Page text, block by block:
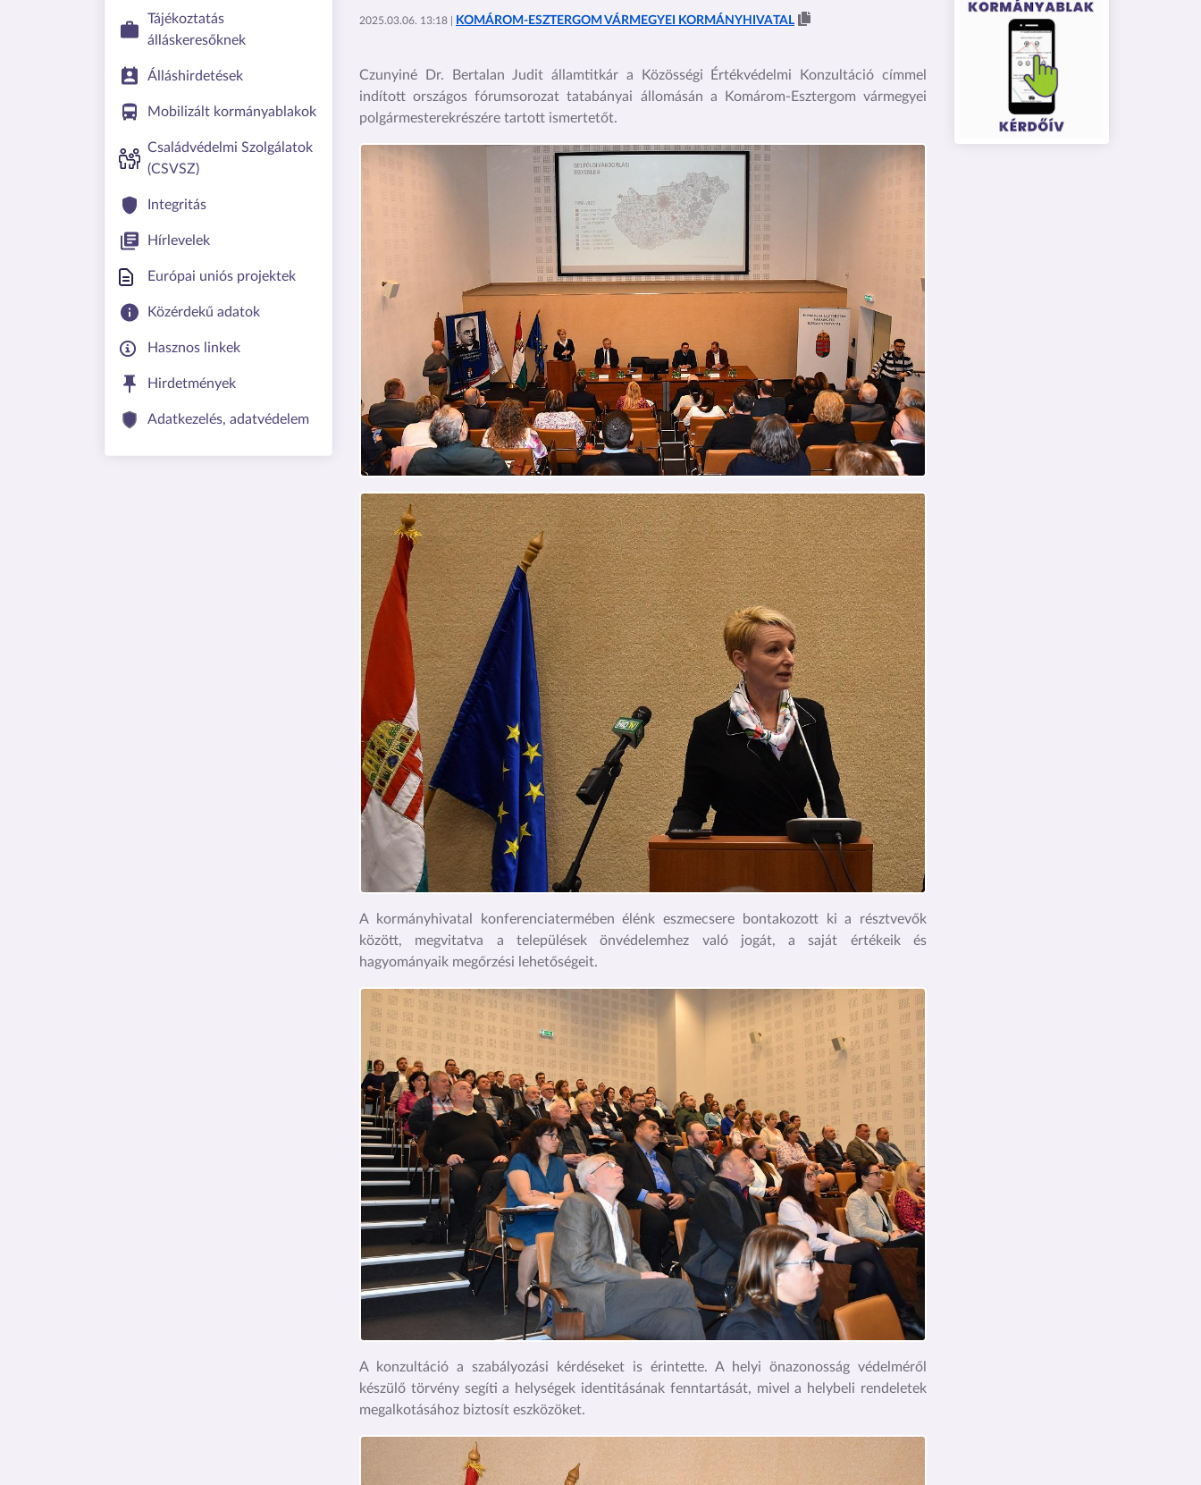
Tájékoztatás
álláskeresőknek
Álláshirdetések
Mobilizált kormányablakok
Családvédelmi Szolgálatok
(CSVSZ)
Integritás
Hírlevelek
Európai uniós projektek
Közérdekű adatok
Hasznos linkek
Hirdetmények
Adatkezelés, adatvédelem
2025.03.06. 13:18 | KOMÁROM-ESZTERGOM VÁRMEGYEI KORMÁNYHIVATAL
Czunyiné Dr. Bertalan Judit államtitkár a Közösségi Értékvédelmi Konzultáció címmel
indított országos fórumsorozat tatabányai állomásán a Komárom-Esztergom vármegyei
polgármesterekrészére tartott ismertetőt.
Kép
A kormányhivatal konferenciatermében élénk eszmecsere bontakozott ki a résztvevők
között, megvitatva a települések önvédelemhez való jogát, a saját értékeik és
hagyományaik megőrzési lehetőségeit.
Kép
A konzultáció a szabályozási kérdéseket is érintette. A helyi önazonosság védelméről
készülő törvény segíti a helységek identitásának fenntartását, mivel a helybeli rendeletek
megalkotásához biztosít eszközöket.